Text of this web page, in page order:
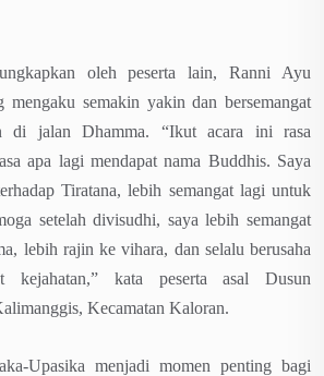
oleh peserta lain, Ranni Ayu
mengaku semakin yakin dan bersemangat
di jalan Dhamma. “Ikut acara ini rasa
apa lagi mendapat nama Buddhis. Saya
Tiratana, lebih semangat lagi untuk
setelah divisudhi, saya lebih semangat
lebih rajin ke vihara, dan selalu berusaha
kejahatan,” kata peserta asal Dusun
Kecamatan Kaloran.
Upasika menjadi momen penting bagi